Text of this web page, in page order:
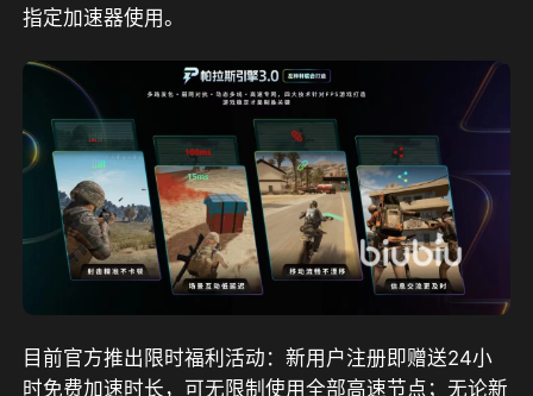
指定加速器使用。
目前官方推出限时福利活动：新用户注册即赠送24小
时免费加速时长，可无限制使用全部高速节点；无论新